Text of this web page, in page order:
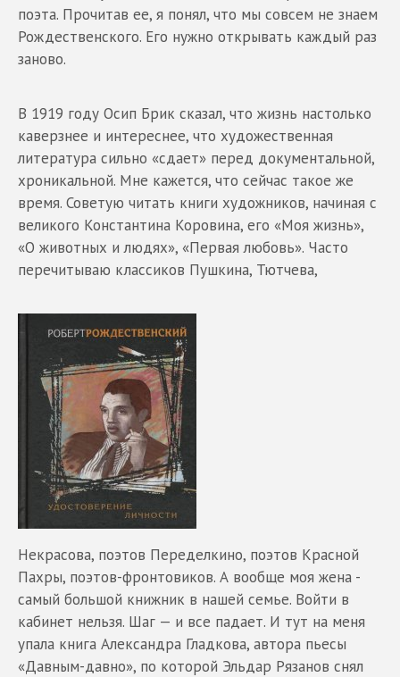
поэта. Прочитав ее, я понял, что мы совсем не знаем
Рождественского. Его нужно открывать каждый раз
заново.
В 1919 году Осип Брик сказал, что жизнь настолько
каверзнее и интереснее, что художественная
литература сильно «сдает» перед документальной,
хроникальной. Мне кажется, что сейчас такое же
время. Советую читать книги художников, начиная с
великого Константина Коровина, его «Моя жизнь»,
«О животных и людях», «Первая любовь». Часто
перечитываю классиков Пушкина, Тютчева,
Некрасова, поэтов Переделкино, поэтов Красной
Пахры, поэтов-фронтовиков. А вообще моя жена -
самый большой книжник в нашей семье. Войти в
кабинет нельзя. Шаг — и все падает. И тут на меня
упала книга Александра Гладкова, автора пьесы
«Давным-давно», по которой Эльдар Рязанов снял